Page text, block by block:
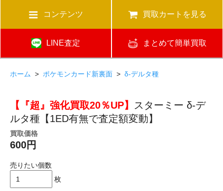
コンテンツ 買取カートを見る
LINE査定 まとめて簡単買取
ホーム > ポケモンカード新裏面 > δ-デルタ種
【『超』強化買取20％UP】
スターミー δ-デ
ルタ種【1ED有無で査定額変動】
買取価格
600円
売りたい個数
枚